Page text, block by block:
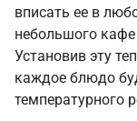
вписать ее в
небольшого кафе
Установив эту
каждое блюдо
температурного